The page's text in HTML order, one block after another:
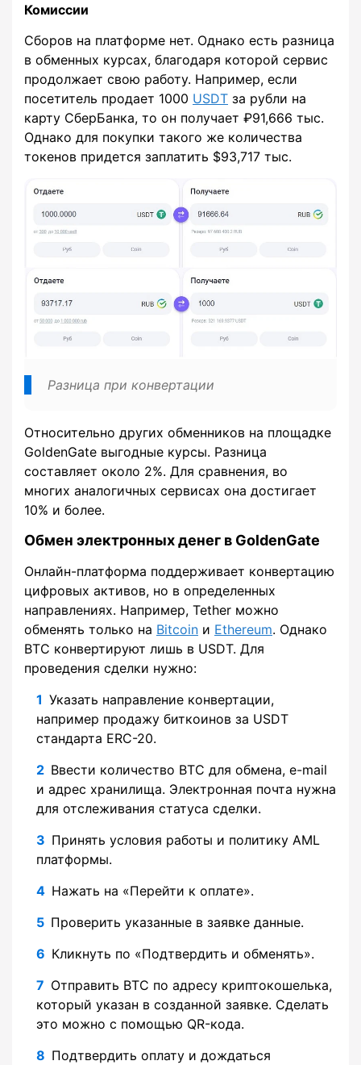
Комиссии
Сборов на платформе нет. Однако есть разница
в обменных курсах, благодаря которой сервис
продолжает свою работу. Например, если
посетитель продает 1000 USDT за рубли на
карту СберБанка, то он получает ₽91,666 тыс.
Однако для покупки такого же количества
токенов придется заплатить $93,717 тыс.
Разница при конвертации
Относительно других обменников на площадке
GoldenGate выгодные курсы. Разница
составляет около 2%. Для сравнения, во
многих аналогичных сервисах она достигает
10% и более.
Обмен электронных денег в GoldenGate
Онлайн-платформа поддерживает конвертацию
цифровых активов, но в определенных
направлениях. Например, Tether можно
обменять только на Bitcoin и Ethereum. Однако
BTC конвертируют лишь в USDT. Для
проведения сделки нужно:
Указать направление конвертации,
например продажу биткоинов за USDT
стандарта ERC-20.
Ввести количество BTC для обмена, e-mail
и адрес хранилища. Электронная почта нужна
для отслеживания статуса сделки.
Принять условия работы и политику AML
платформы.
Нажать на «Перейти к оплате».
Проверить указанные в заявке данные.
Кликнуть по «Подтвердить и обменять».
Отправить BTC по адресу криптокошелька,
который указан в созданной заявке. Сделать
это можно с помощью QR-кода.
Подтвердить оплату и дождаться